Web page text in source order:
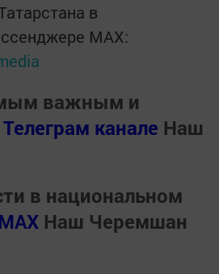
в
MАХ:
важным и
Телеграм канале Наш
в национальном
Наш Черемшан